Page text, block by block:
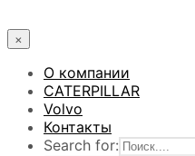
×
О компании
CATERPILLAR
Volvo
Контакты
Search for: